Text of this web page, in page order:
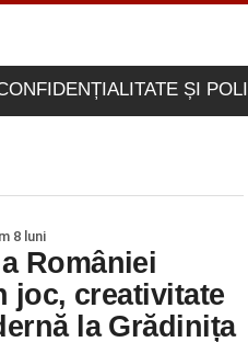
ȘI
8 luni
României
joc, creativitate
la Grădinița